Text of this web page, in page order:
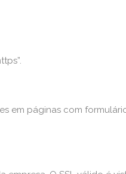
em páginas com